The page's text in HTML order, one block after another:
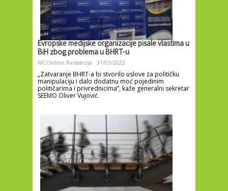
Evropske medijske organizacije pisale vlastima u
BiH zbog problema u BHRT-u
MCOnline Redakcija 31/03/2022
„Zatvaranje BHRT-a bi stvorilo uslove za političku
manipulaciju i dalo dodatnu moć pojedinim
političarima i privrednicima”, kaže generalni sekretar
SEEMO Oliver Vujović.